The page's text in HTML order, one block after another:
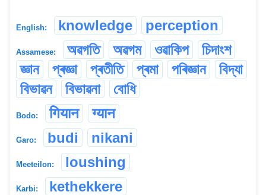
English: knowledge perception
Assamese: অৱগতি অৱগম ওৱাকিপ
চিদাংশ
জ্ঞান
প্ৰজ্ঞা প্ৰতীতি প্ৰমা পৰিজ্ঞান
বিদ্যা
বিভাৱন
বিভাৱনা বোধি
Bodo: गियान ग्यान
Garo: budi nikani
Meeteilon: loushing
Karbi: kethekkere